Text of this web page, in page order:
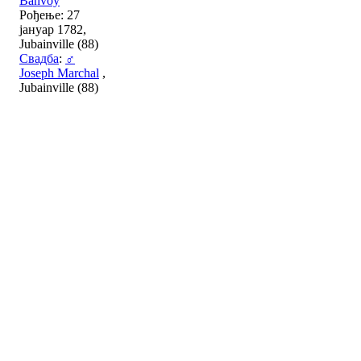
Рођење: 27
јануар 1782,
Jubainville (88)
Свадба: ♂
Joseph Marchal ,
Jubainville (88)